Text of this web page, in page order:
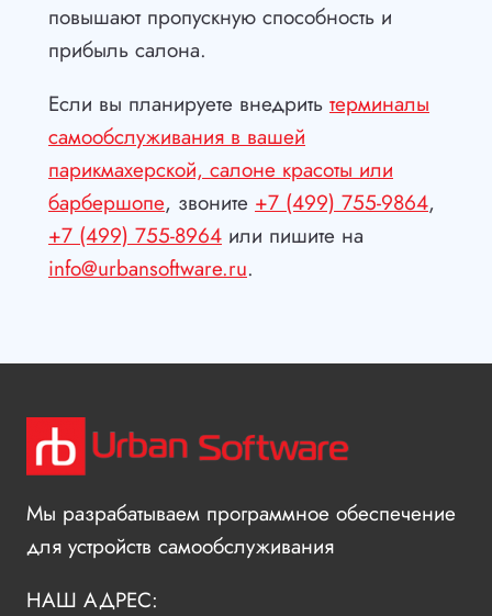
повышают пропускную способность и
прибыль салона.
Если вы планируете внедрить терминалы
самообслуживания в вашей
парикмахерской, салоне красоты или
барбершопе, звоните +7 (499) 755-9864,
+7 (499) 755-8964 или пишите на
info@urbansoftware.ru.
Мы разрабатываем программное обеспечение
для устройств самообслуживания
НАШ АДРЕС: